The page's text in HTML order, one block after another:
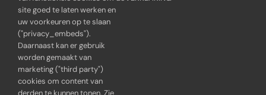
naar:
© Copyright 2014 - 2026 | Praktijk voor therapie en
coaching | Alle rechten voorbehouden |
Webontwikkeling: BlueGear.nl |
site goed te laten werken en
uw voorkeuren op te slaan
("privacy_embeds").
Daarnaast kan er gebruik
worden gemaakt van
marketing ("third party")
cookies om content van
derden te kunnen tonen. Zie